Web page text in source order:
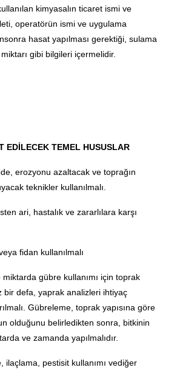
kimyasalın ticaret ismi ve
operatörün ismi ve uygulama
hasat yapılması gerektiği, sulama
gibi bilgileri içermelidir.
EDİLECEK TEMEL HUSUSLAR
erozyonu azaltacak ve toprağın
teknikler kullanılmalı.
ari, hastalık ve zararlılara karşı
fidan kullanılmalı
gübre kullanımı için toprak
bir defa, yaprak analizleri ihtiyaç
Gübreleme, toprak yapısına göre
olduğunu belirledikten sonra, bitkinin
ve zamanda yapılmalıdır.
ilaçlama, pestisit kullanımı vediğer